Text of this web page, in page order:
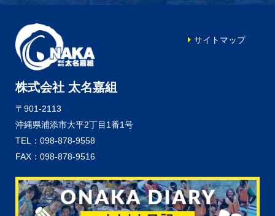
株式会社 太名嘉組
〒901-2113
沖縄県浦添市大平2丁目1番1号
TEL：098-878-9558
FAX：098-878-9516
サイトマップ